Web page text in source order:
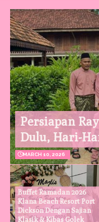
Persiapan
Dulu, Hari-
MARCH 10, 2026
Buffet Ramadan 2026
Klana Beach Resort Port
Dickson Dengan Sajian
Klasik & Kibas Golek